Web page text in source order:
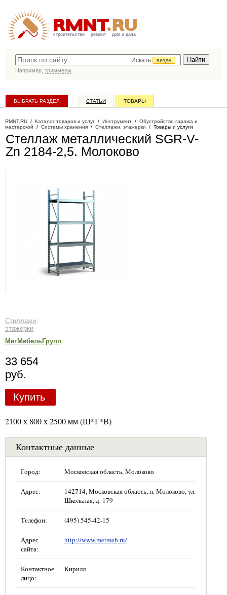
строительство ремонт дом и дача
Искать
везде
Например, триммеры
ВЫБРАТЬ РАЗДЕЛ СТАТЬИ ТОВАРЫ
RMNT.RU / Каталог товаров и услуг / Инструмент / Обустройство гаража и
мастерской / Системы хранения / Стеллажи, этажерки / Товары и услуги
Стеллаж металлический SGR-V-
Zn 2184-2,5. Молоково
Стеллажи,
этажерки
МетМебельГрупп
33 654
руб.
Купить
2100 х 800 х 2500 мм (Ш*Г*В)
Контактные данные
Город: Московская область, Молоково
Адрес:
142714, Московская область, п. Молоково, ул.
Школьная, д. 179
Телефон: (495) 545-42-15
Адрес
сайта:
http://www.metmeb.ru/
Контактное
лицо:
Кирилл